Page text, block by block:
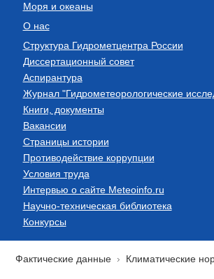
Моря и океаны
О нас
Структура Гидрометцентра России
Диссертационный совет
Аспирантура
Журнал "Гидрометеорологические
Книги, документы
Вакансии
Страницы истории
Противодействие коррупции
Условия труда
Интервью о сайте Meteoinfo.ru
Научно-техническая библиотека
Конкурсы
Фактические данные Климатические